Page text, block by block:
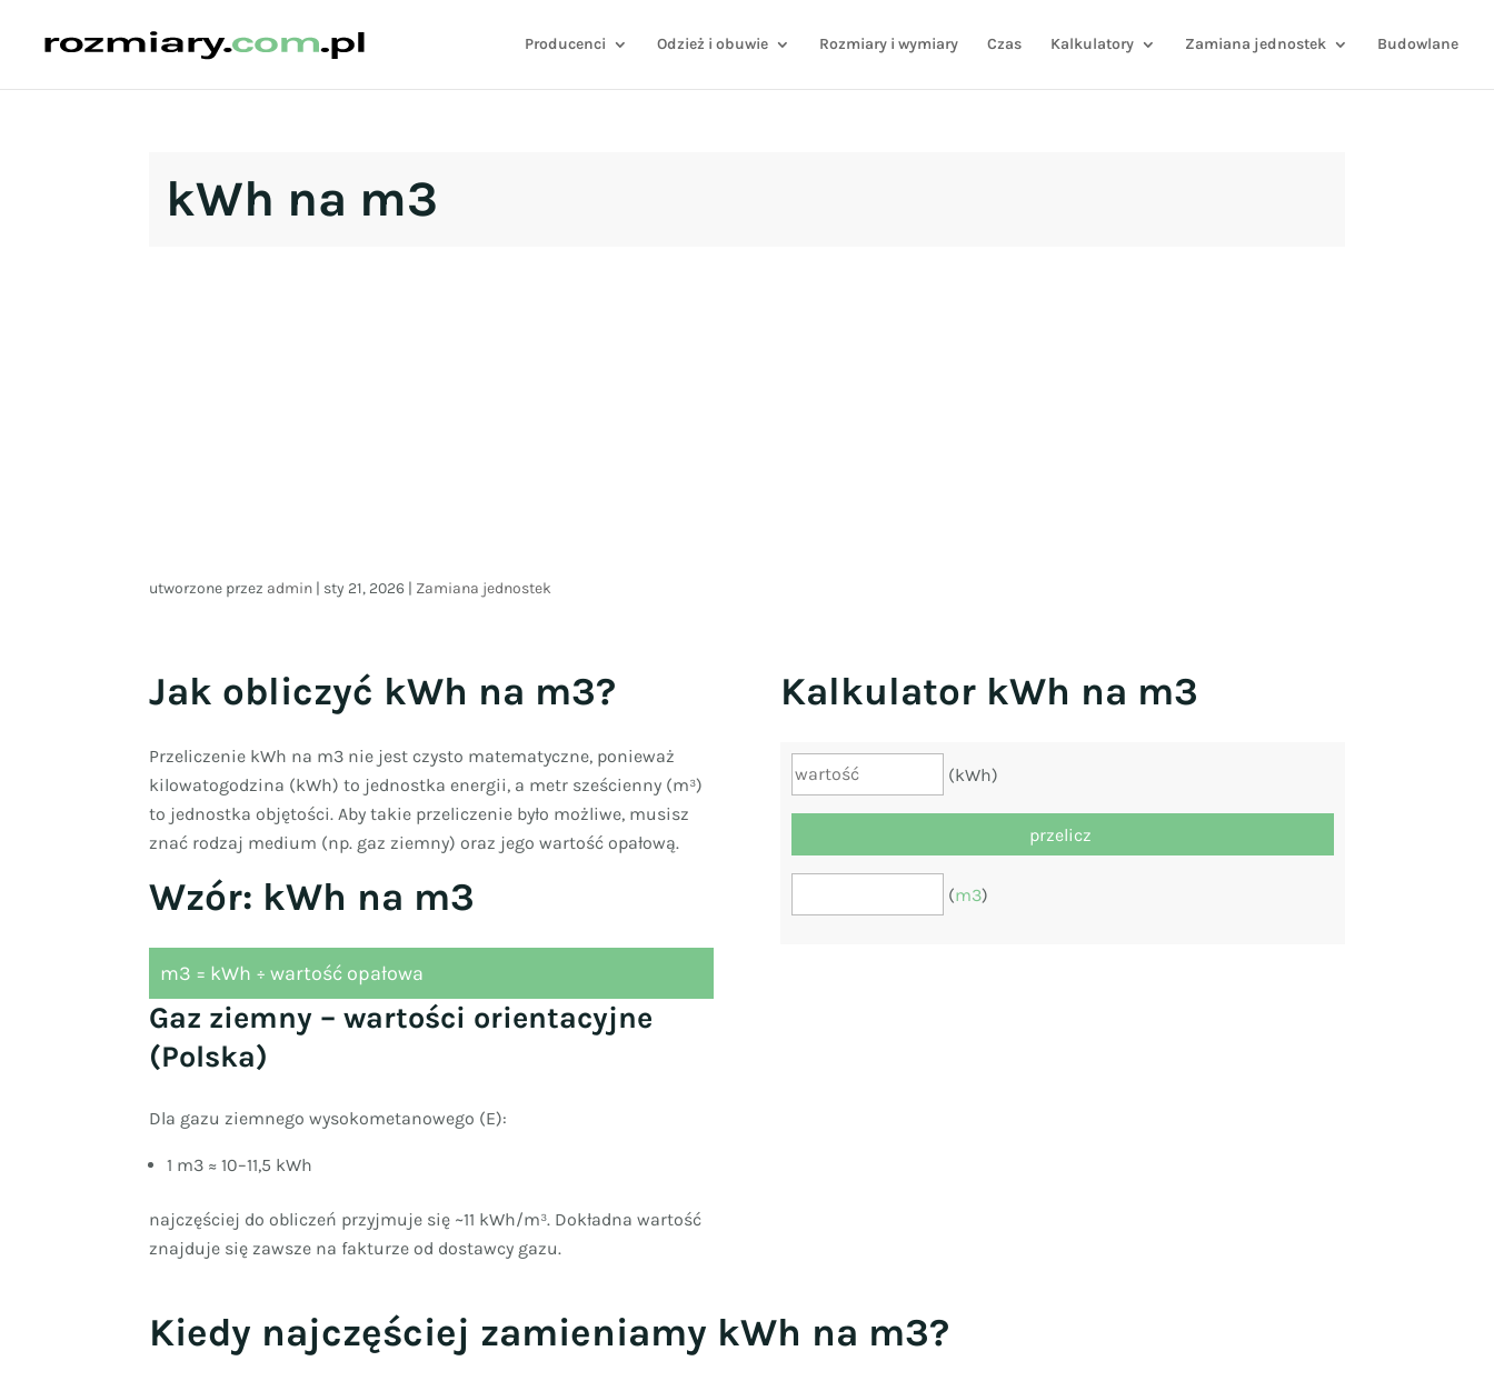
Producenci Odzież i obuwie Rozmiary i wymiary Czas Kalkulatory Zamiana jednostek Budowlane
kWh na m3
utworzone przez admin | sty 21, 2026 | Zamiana jednostek
Jak obliczyć kWh na m3?
Przeliczenie kWh na m3 nie jest czysto matematyczne, ponieważ
kilowatogodzina (kWh) to jednostka energii, a metr sześcienny (m³)
to jednostka objętości. Aby takie przeliczenie było możliwe, musisz
znać rodzaj medium (np. gaz ziemny) oraz jego wartość opałową.
Wzór: kWh na m3
m3 = kWh ÷ wartość opałowa
Gaz ziemny – wartości orientacyjne
(Polska)
Dla gazu ziemnego wysokometanowego (E):
1 m3 ≈ 10–11,5 kWh
najczęściej do obliczeń przyjmuje się ~11 kWh/m³. Dokładna wartość
znajduje się zawsze na fakturze od dostawcy gazu.
Kalkulator kWh na m3
(kWh)
(m3)
Kiedy najczęściej zamieniamy kWh na m3?